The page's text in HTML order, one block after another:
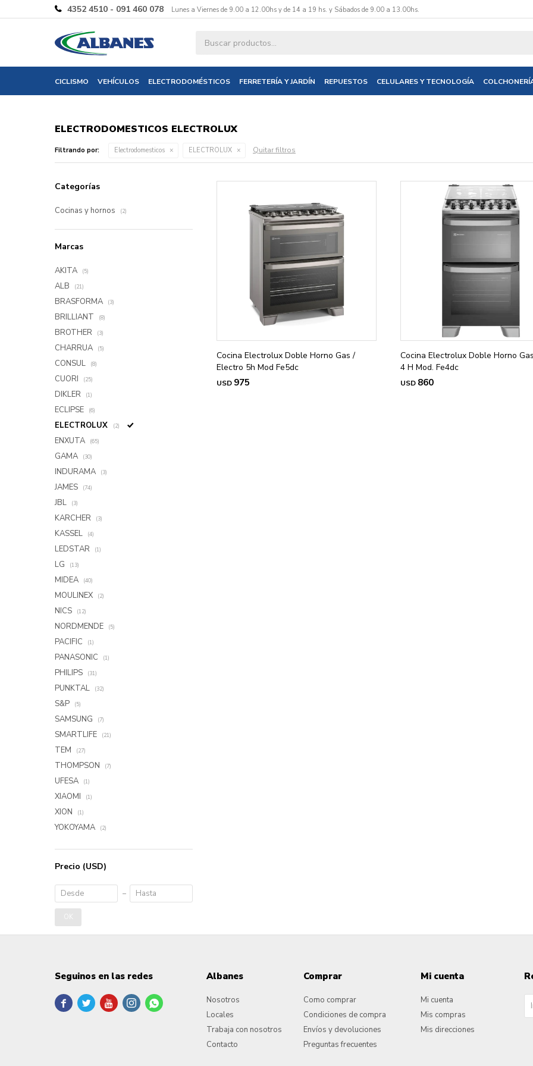
CICLISMO VEHÍCULOS ELECTRODOMÉSTICOS FERRETERÍA Y JARDÍN REPUESTOS CELULARES Y TECNOLOGÍA
4352 4510 - 091 460 078 Lunes a Viernes de 9.00 a 12.00hs y de 14 a 19 hs. y Sábados de 9.00 a 13.00hs.
ELECTRODOMESTICOS ELECTROLUX
Filtrando por: Electrodomesticos ELECTROLUX Quitar filtros
Cocina Electrolux Doble Horno Gas /
Electro 5h Mod Fe5dc
USD 975
Cocina Electrolux Doble Horno
4 H Mod. Fe4dc
USD 860
Categorías
Cocinas y hornos (2)
Marcas
AKITA (5)
ALB (21)
BRASFORMA (3)
BRILLIANT (8)
BROTHER (3)
CHARRUA (5)
CONSUL (8)
CUORI (25)
DIKLER (1)
ECLIPSE (6)
ELECTROLUX (2)
ENXUTA (65)
GAMA (30)
INDURAMA (3)
JAMES (74)
JBL (3)
KARCHER (3)
KASSEL (4)
LEDSTAR (1)
LG (13)
MIDEA (40)
MOULINEX (2)
NICS (12)
NORDMENDE (5)
PACIFIC (1)
PANASONIC (1)
PHILIPS (31)
PUNKTAL (32)
S&P (5)
SAMSUNG (7)
SMARTLIFE (21)
TEM (27)
THOMPSON (7)
UFESA (1)
XIAOMI (1)
XION (1)
YOKOYAMA (2)
Precio (USD)
OK
Albanes
Nosotros
Locales
Trabaja con nosotros
Contacto
Comprar
Como comprar
Condiciones de compra
Envíos y devoluciones
Preguntas frecuentes
Mi cuenta
Mi cuenta
Mis compras
Mis direcciones
Seguinos en las redes
    